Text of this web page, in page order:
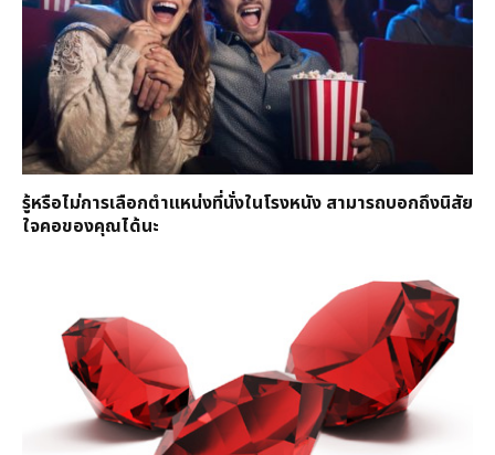
รู้หรือไม่การเลือกตำแหน่งที่นั่งในโรงหนัง สามารถบอกถึงนิสัย
ใจคอของคุณได้นะ